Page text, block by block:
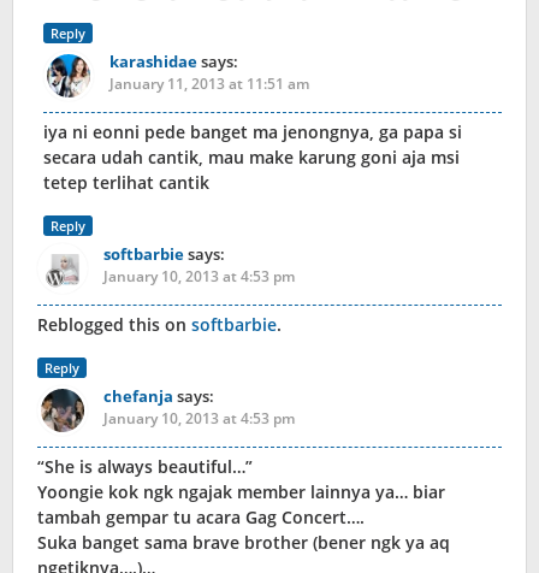
Reply
karashidaesays:
January 11, 2013 at 11:51 am
iya ni eonni pede banget ma jenongnya, ga papa si
secara udah cantik, mau make karung goni aja msi
tetep terlihat cantik
Reply
softbarbiesays:
January 10, 2013 at 4:53 pm
Reblogged this on softbarbie.
Reply
chefanja says:
January 10, 2013 at 4:53 pm
“She is always beautiful…”
Yoongie kok ngk ngajak member lainnya ya… biar
tambah gempar tu acara Gag Concert….
Suka banget sama brave brother (bener ngk ya aq
ngetiknya….)…